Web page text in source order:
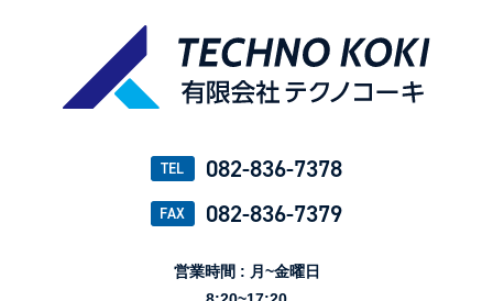
TEL 082-836-7378
FAX 082-836-7379
営業時間 : 月~金曜日